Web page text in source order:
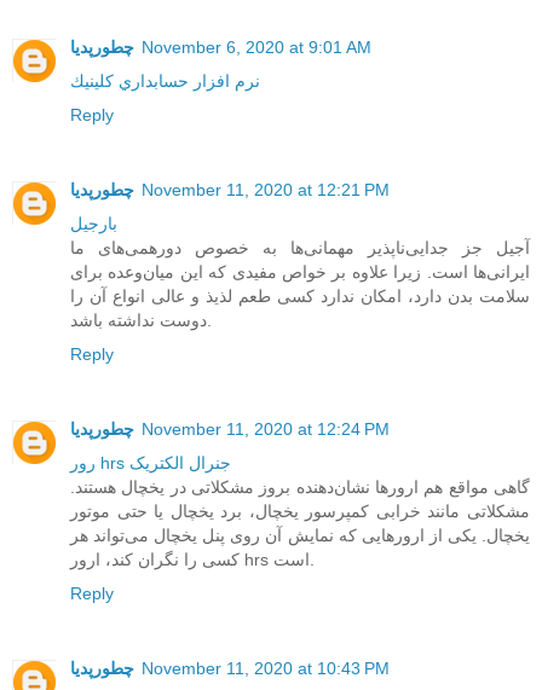
چطورپدیا November 6, 2020 at 9:01 AM
نرم افزار حسابداري كلينيك
Reply
چطورپدیا November 11, 2020 at 12:21 PM
بارجیل
آجیل جز جدایی‌ناپذیر مهمانی‌ها به‌ خصوص دورهمی‌های ما
ایرانی‌ها است. زیرا علاوه بر خواص مفیدی که این میان‌وعده برای
سلامت بدن دارد، امکان ندارد کسی طعم لذیذ و عالی انواع آن را
Reply
چطورپدیا November 11, 2020 at 12:24 PM
رور hrs جنرال الکتریک
گاهی مواقع هم ارورها نشان‌دهنده بروز مشکلاتی در یخچال هستند.
مشکلاتی مانند خرابی کمپرسور یخچال، برد یخچال یا حتی موتور
یخچال. یکی از ارورهایی که نمایش آن روی پنل یخچال می‌تواند هر
Reply
چطورپدیا November 11, 2020 at 10:43 PM